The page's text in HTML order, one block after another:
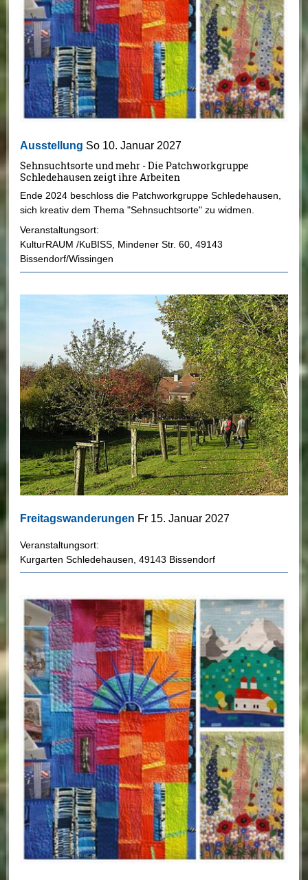
Ausstellung So 10. Januar 2027
Veranstaltungsort:
KulturRAUM /KuBISS, Mindener Str. 60, 49143
Bissendorf/Wissingen
Sehnsuchtsorte und mehr - Die Patchworkgruppe
Schledehausen zeigt ihre Arbeiten
Ende 2024 beschloss die Patchworkgruppe Schledehausen,
sich kreativ dem Thema "Sehnsuchtsorte" zu widmen.
Freitagswanderungen Fr 15. Januar 2027
Veranstaltungsort:
Kurgarten Schledehausen, 49143 Bissendorf